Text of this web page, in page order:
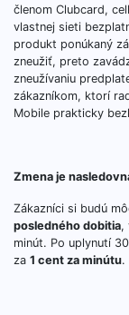
členom Clubcard,
vlastnej sieti
produkt ponúkaný
zneužiť, preto
zneužívaniu
zákazníkom, ktorí
Mobile prakticky
Zmena je
Zákazníci si budú
posledného dobitia,
minút. Po uplynutí
za 1 cent za minútu.